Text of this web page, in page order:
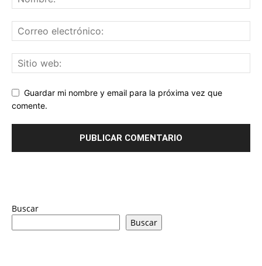
Guardar mi nombre y email para la próxima vez que
comente.
Buscar
Buscar